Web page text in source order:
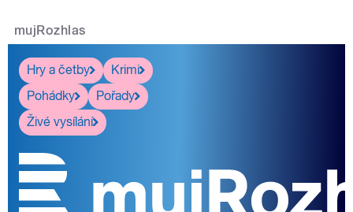
mujRozhlas
Hry a četby
Krimi
Pohádky
Pořady
Živé vysílání